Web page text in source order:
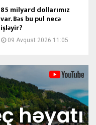
85 milyard dollarımız
var. Bəs bu pul necə
işləyir?
09 Avqust 2026 11:05